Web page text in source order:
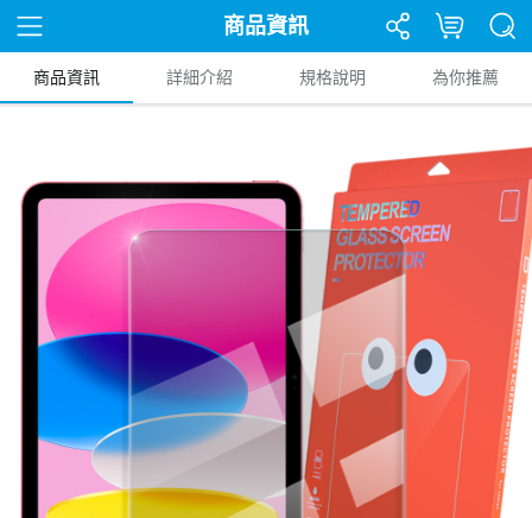
商品資訊
商品資訊 詳細介紹 規格說明 為你推薦